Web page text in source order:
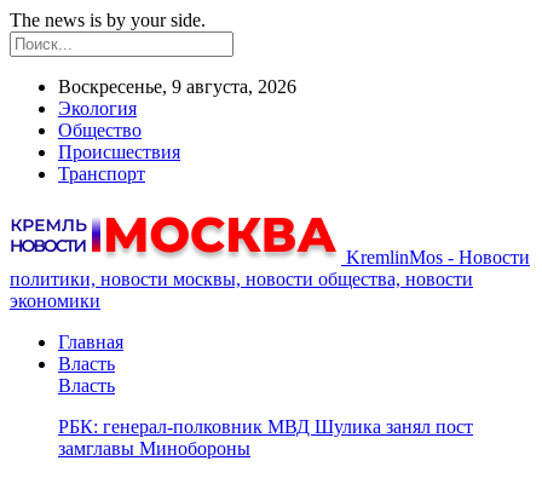
The news is by your side.
Воскресенье, 9 августа, 2026
Экология
Общество
Происшествия
Транспорт
KremlinMos - Новости
политики, новости москвы, новости общества, новости
экономики
Главная
Власть
Власть
РБК: генерал-полковник МВД Шулика занял пост
замглавы Минобороны